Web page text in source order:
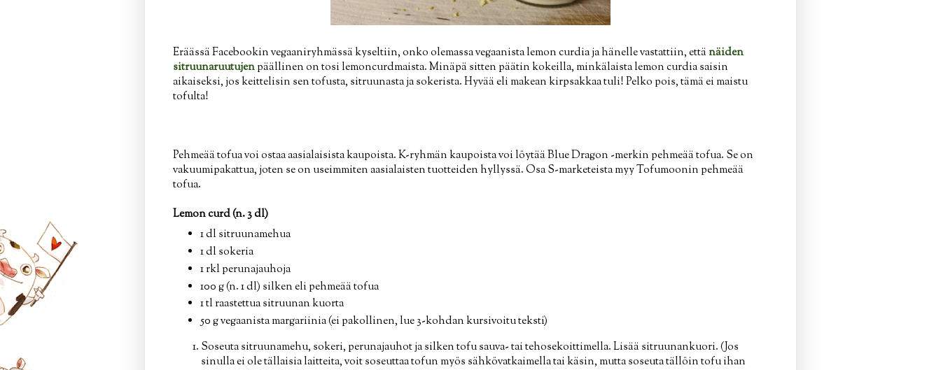
Eräässä Facebookin vegaaniryhmässä kyseltiin, onko olemassa vegaanista lemon curdia ja hänelle vastattiin, ettänäiden
sitruunaruutujenpäällinen on tosi lemoncurdmaista. Minäpä sitten päätin kokeilla, minkälaista lemon curdia saisin
aikaiseksi, jos keittelisin sen tofusta, sitruunasta ja sokerista. Hyvää eli makean kirpsakkaa tuli! Pelko pois, tämä ei maistu
tofulta!
Pehmeää tofua voi ostaa aasialaisista kaupoista. K-ryhmän kaupoista voi löytää Blue Dragon -merkin pehmeää tofua. Se on
vakuumipakattua, joten se on useimmiten aasialaisten tuotteiden hyllyssä. Osa S-marketeista myy Tofumoonin pehmeää
tofua.
Lemon curd (n. 3 dl)
1 dl sitruunamehua
1 dl sokeria
1 rkl perunajauhoja
100 g (n. 1 dl) silken eli pehmeää tofua
1 tl raastettua sitruunan kuorta
50 g vegaanista margariinia (ei pakollinen, lue 3-kohdan kursivoitu teksti)
Soseuta sitruunamehu, sokeri, perunajauhot ja silken tofu sauva- tai tehosekoittimella. Lisää sitruunankuori. (Jos
sinulla ei ole tällaisia laitteita, voit soseuttaa tofun myös sähkövatkaimella tai käsin, mutta soseuta tällöin tofu ihan